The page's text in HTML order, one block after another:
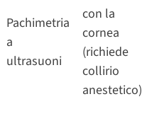
Pachimetria
a
ultrasuoni
con la
cornea
(richiede
collirio
anestetico)